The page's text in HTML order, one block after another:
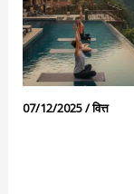
07/12/2025/वित्त